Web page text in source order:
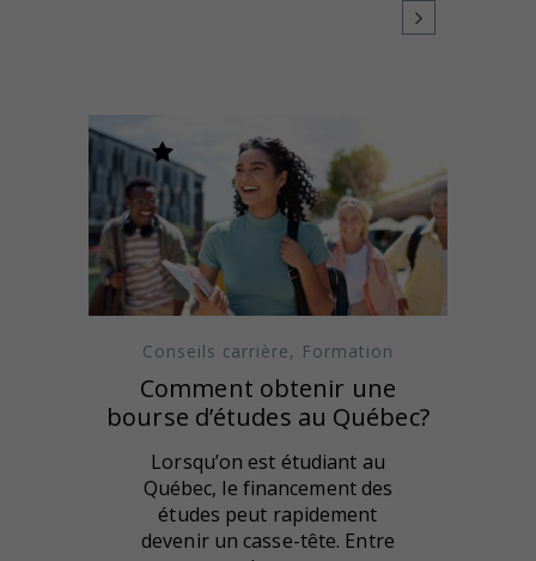
Conseils carrière, Formation
Comment obtenir une
bourse d’études au Québec?
Lorsqu’on est étudiant au
Québec, le financement des
études peut rapidement
devenir un casse-tête. Entre